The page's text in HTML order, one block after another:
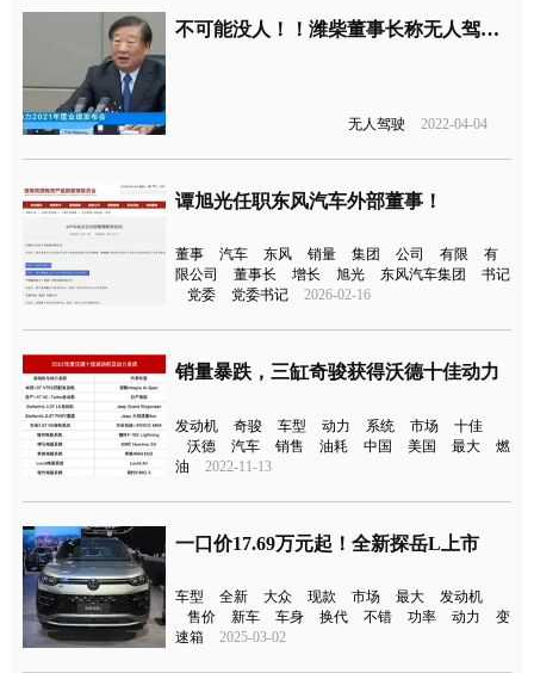
不可能没人！！潍柴董事长称无人驾驶是忽悠
无人驾驶 2022-04-04
谭旭光任职东风汽车外部董事！
董事 汽车 东风 销量 集团 公司 有限
有
限公司
董事长 增长 旭光 东风汽车集团
书记
党委
党委书记 2026-02-16
销量暴跌，三缸奇骏获得沃德十佳动力
发动机 奇骏 车型 动力 系统 市场
十佳
沃德
汽车 销售 油耗 中国 美国 最大
燃
油
2022-11-13
一口价17.69万元起！全新探岳L上市
车型 全新 大众 现款 市场 最大
发动机
售价
新车 车身 换代 不错 功率 动力
变
速箱
2025-03-02